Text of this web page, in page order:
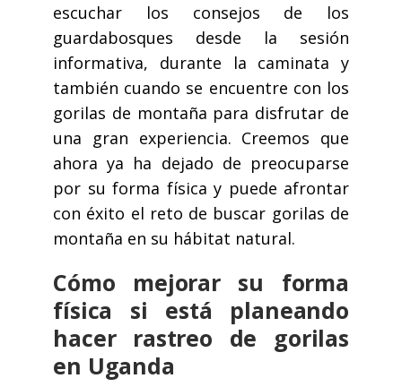
escuchar los consejos de los
guardabosques desde la sesión
informativa, durante la caminata y
también cuando se encuentre con los
gorilas de montaña para disfrutar de
una gran experiencia. Creemos que
ahora ya ha dejado de preocuparse
por su forma física y puede afrontar
con éxito el reto de buscar gorilas de
montaña en su hábitat natural.
Cómo mejorar su forma
física si está planeando
hacer rastreo de gorilas
en Uganda